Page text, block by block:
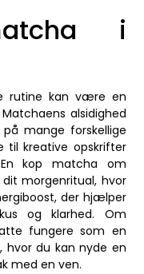
i
rutine kan være en
alsidighed
mange forskellige
til kreative opskrifter
kop matcha om
morgenritual, hvor
der hjælper
og klarhed. Om
fungere som en
hvor du kan nyde en
med en ven.